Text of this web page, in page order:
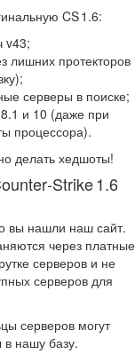
CS 1.6:
v43;
лишних протекторов
серверы в поиске;
и 10 (даже при
процессора).
делать хедшоты!
1.6
вы нашли наш сайт.
через платные
серверов и не
серверов для
серверов могут
в нашу базу.